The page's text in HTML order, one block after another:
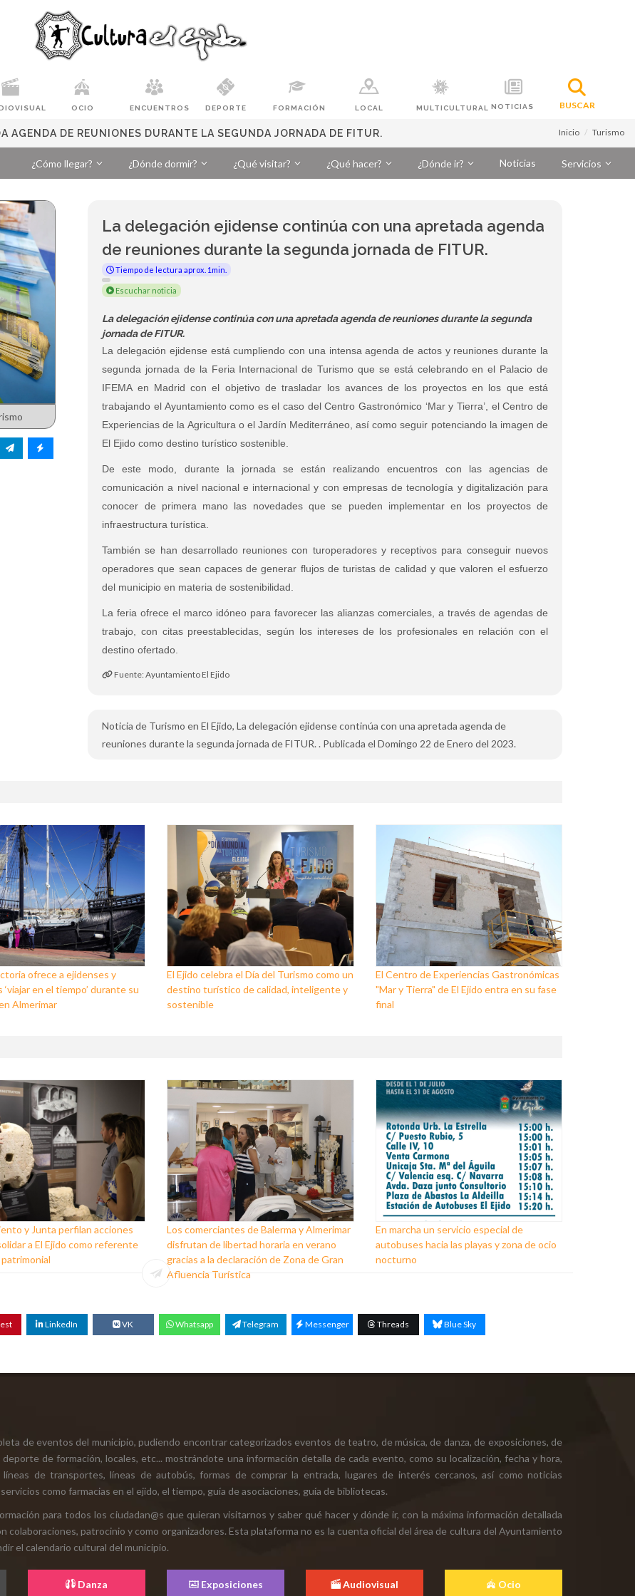
OCIO ENCUENTROS DEPORTE FORMACIÓN LOCAL MULTICULTURAL NOTICIAS BUSCAR
AGENDA DE REUNIONES DURANTE LA SEGUNDA JORNADA DE FITUR. Inicio Turismo
¿Cómo llegar? ¿Dónde dormir? ¿Qué visitar? ¿Qué hacer? ¿Dónde ir? Noticias Servicios
La delegación ejidense continúa con una apretada agenda
de reuniones durante la segunda jornada de FITUR.
Tiempo de lectura aprox. 1min.
Escuchar noticia
La delegación ejidense continúa con una apretada agenda de reuniones durante la segunda
jornada de FITUR.
La delegación ejidense está cumpliendo con una intensa agenda de actos y reuniones durante la
segunda jornada de la Feria Internacional de Turismo que se está celebrando en el Palacio de
IFEMA en Madrid con el objetivo de trasladar los avances de los proyectos en los que está
trabajando el Ayuntamiento como es el caso del Centro Gastronómico ‘Mar y Tierra’, el Centro de
Experiencias de la Agricultura o el Jardín Mediterráneo, así como seguir potenciando la imagen de
El Ejido como destino turístico sostenible.
De este modo, durante la jornada se están realizando encuentros con las agencias de
comunicación a nivel nacional e internacional y con empresas de tecnología y digitalización para
conocer de primera mano las novedades que se pueden implementar en los proyectos de
infraestructura turística.
También se han desarrollado reuniones con turoperadores y receptivos para conseguir nuevos
operadores que sean capaces de generar flujos de turistas de calidad y que valoren el esfuerzo
del municipio en materia de sostenibilidad.
La feria ofrece el marco idóneo para favorecer las alianzas comerciales, a través de agendas de
trabajo, con citas preestablecidas, según los intereses de los profesionales en relación con el
destino ofertado.
Fuente: Ayuntamiento El Ejido
Noticia de Turismo en El Ejido, La delegación ejidense continúa con una apretada agenda de
reuniones durante la segunda jornada de FITUR. . Publicada el Domingo 22 de Enero del 2023.
ofrece a ejidenses y
en el tiempo’ durante su
Almerimar
El Ejido celebra el Día del Turismo como un
destino turístico de calidad, inteligente y
sostenible
El Centro de Experiencias Gastronómicas
"Mar y Tierra" de El Ejido entra en su fase
final
y Junta perfilan acciones
a El Ejido como referente
Los comerciantes de Balerma y Almerimar
disfrutan de libertad horaria en verano
gracias a la declaración de Zona de Gran
Afluencia Turística
En marcha un servicio especial de
autobuses hacia las playas y zona de ocio
nocturno
LinkedIn VK Whatsapp Telegram Messenger Threads Blue Sky
de eventos del municipio, pudiendo encontrar categorizados eventos de teatro, de música, de danza, de exposiciones, de
de formación, locales, etc... mostrándote una información detalla de cada evento, como su localización, fecha y hora,
líneas de transportes, líneas de autobús, formas de comprar la entrada, lugares de interés cercanos, así como noticias
como farmacias en el ejido, el tiempo, guía de asociaciones, guía de bibliotecas.
para todos los ciudadan@s que quieran visitarnos y saber qué hacer y dónde ir, con la máxima información detallada
colaboraciones, patrocinio y como organizadores. Esta plataforma no es la cuenta oficial del área de cultura del Ayuntamiento
el calendario cultural del municipio.
Danza Exposiciones Audiovisual Ocio